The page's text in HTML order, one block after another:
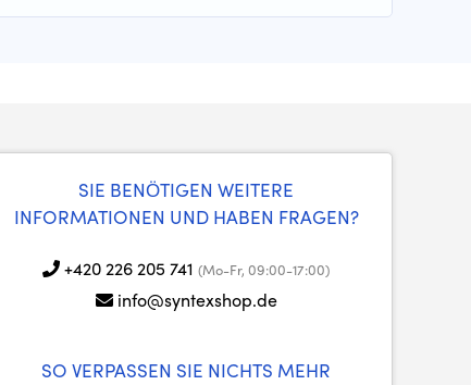
SIE BENÖTIGEN WEITERE
INFORMATIONEN UND HABEN FRAGEN?
+420 226 205 741 (Mo-Fr, 09:00-17:00)
info@syntexshop.de
SO VERPASSEN SIE NICHTS MEHR